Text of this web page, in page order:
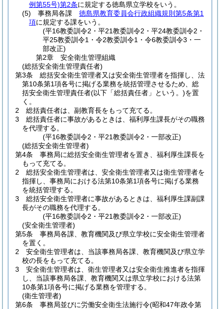
例第55号)第2条に規定する徳島県立学校をいう。
(5)
事務局各課 徳島県教育委員会行政組織規則第5条第1
項に規定する課をいう。
(平16教委訓令2・平21教委訓令2・平24教委訓令2・
平25教委訓令1・令2教委訓令1・令6教委訓令3・一
部改正)
第2章
安全衛生管理組織
(総括安全衛生管理責任者)
第3条
総括安全衛生管理者又は安全衛生管理者を指揮し、法
第10条第1項各号に掲げる業務を統括管理させるため、総
括安全衛生管理責任者(以下「総括責任者」という。)を置
く。
2
総括責任者は、副教育長をもって充てる。
3
総括責任者に事故があるときは、福利厚生課長がその職務
を代理する。
(平16教委訓令2・平21教委訓令2・一部改正)
(総括安全衛生管理者)
第4条
事務局に総括安全衛生管理者を置き、福利厚生課長を
もって充てる。
2
総括安全衛生管理者は、安全衛生管理者又は衛生管理者を
指揮し、事務局における法第10条第1項各号に掲げる業務
を統括管理する。
3
総括安全衛生管理者に事故があるときは、福利厚生課副課
長がその職務を代理する。
(平16教委訓令2・平21教委訓令2・一部改正)
(安全衛生管理者)
第5条
事務局各課、教育機関及び県立学校に安全衛生管理者
を置く。
2
安全衛生管理者は、当該事務局各課、教育機関及び県立学
校の長をもって充てる。
3
安全衛生管理者は、衛生管理者又は安全衛生推進者を指揮
し、当該事務局各課、教育機関又は県立学校における法第
10条第1項各号に掲げる業務を管理する。
(衛生管理者)
第6条
事務局並びに労働安全衛生法施行令(昭和47年政令第